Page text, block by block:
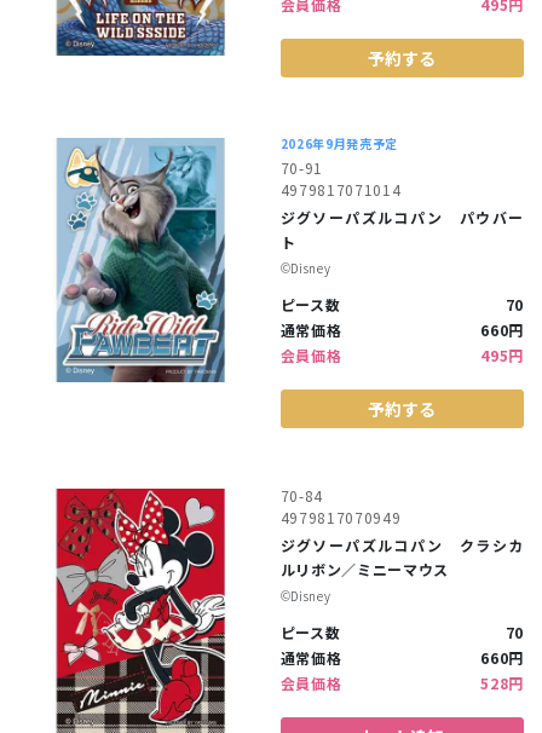
会員価格
495円
予約する
2026年9月発売予定
70-91
4979817071014
ジグソーパズルコパン パウバー
ト
©︎Disney
ピース数
70
通常価格
660円
会員価格
495円
予約する
70-84
4979817070949
ジグソーパズルコパン クラシカ
ルリボン／ミニーマウス
©︎Disney
ピース数
70
通常価格
660円
会員価格
528円